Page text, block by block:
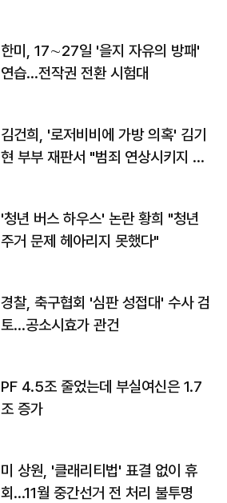
한미, 17∼27일 '을지 자유의 방패'
연습…전작권 전환 시험대
김건희, '로저비비에 가방 의혹' 김기
현 부부 재판서 "범죄 연상시키지 말
'청년 버스 하우스' 논란 황희 "청년
주거 문제 헤아리지 못했다"
경찰, 축구협회 '심판 성접대' 수사 검
토…공소시효가 관건
PF 4.5조 줄었는데 부실여신은 1.7
조 증가
미 상원, '클래리티법' 표결 없이 휴
회…11월 중간선거 전 처리 불투명